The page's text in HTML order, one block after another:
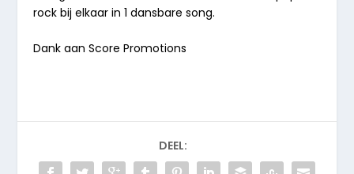
rock bij elkaar in 1 dansbare song.
Dank aan Score Promotions
DEEL: